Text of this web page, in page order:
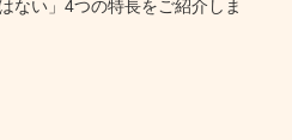
ない」4つの特長をご紹介しま